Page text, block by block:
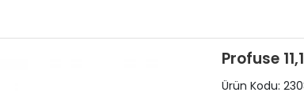
Profuse
Ürün Kodu: